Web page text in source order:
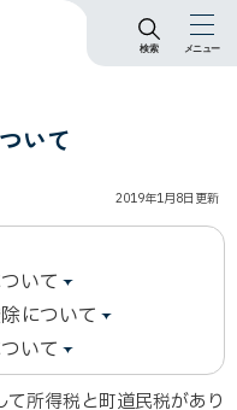
メニュー
検索
いて
2019年1月8日 更新
いて
について
いて
所得税と町道民税があり